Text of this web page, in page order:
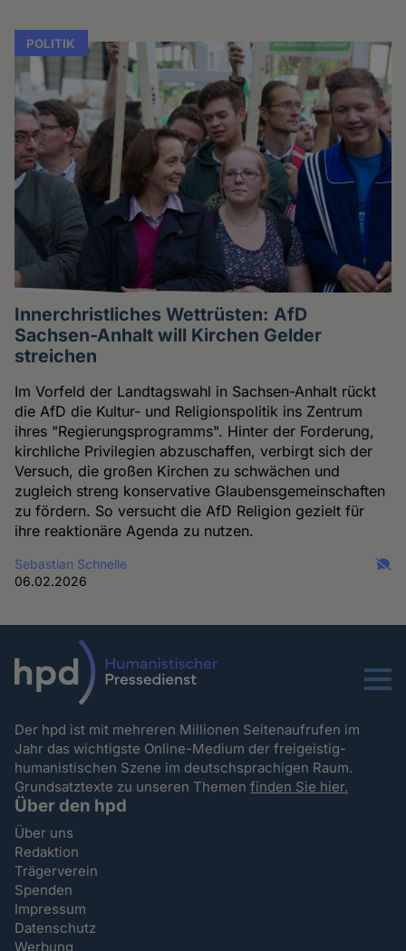
POLITIK
Innerchristliches Wettrüsten: AfD
Sachsen-Anhalt will Kirchen Gelder
streichen
Im Vorfeld der Landtagswahl in Sachsen-Anhalt rückt
die AfD die Kultur- und Religionspolitik ins Zentrum
ihres "Regierungsprogramms". Hinter der Forderung,
kirchliche Privilegien abzuschaffen, verbirgt sich der
Versuch, die großen Kirchen zu schwächen und
zugleich streng konservative Glaubensgemeinschaften
zu fördern. So versucht die AfD Religion gezielt für
ihre reaktionäre Agenda zu nutzen.
Sebastian Schnelle
06.02.2026
Menu
Der hpd ist mit mehreren Millionen Seitenaufrufen im
Jahr das wichtigste Online-Medium der freigeistig-
humanistischen Szene im deutschsprachigen Raum.
Grundsatztexte zu unseren Themenfinden Sie hier.
Über den hpd
Über uns
Redaktion
Trägerverein
Spenden
Impressum
Datenschutz
Werbung